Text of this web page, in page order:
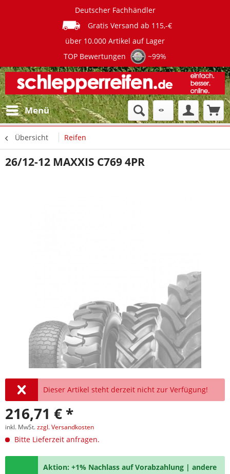
Deutscher Fachhändler
Gratis Versand ab 115,-€
über 10.000 Artikel auf Lager
TOP Bewertungen
~99%
Menü
Übersicht Reifen
26/12-12 MAXXIS C769 4PR
Dieser Artikel steht derzeit nicht zur Verfügung!
216,71 € *
inkl. MwSt.zzgl. Versandkosten
Bitte Lieferzeit anfragen.
Aktion: +1% Nachlass auf Vorabzahlung | andere